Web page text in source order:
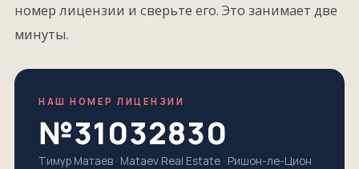
номер лицензии и сверьте его. Это занимает две
минуты.
НАШ НОМЕР ЛИЦЕНЗИИ
№31032830
Тимур Матаев · Mataev Real Estate · Ришон-ле-Цион